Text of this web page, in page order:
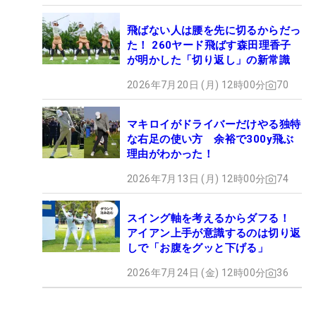
飛ばない人は腰を先に切るからだっ
た！ 260ヤード飛ばす森田理香子
が明かした「切り返し」の新常識
2026年7月20日 (月) 12時00分 70
マキロイがドライバーだけやる独特
な右足の使い方 余裕で300y飛ぶ
理由がわかった！
2026年7月13日 (月) 12時00分 74
スイング軸を考えるからダフる！
アイアン上手が意識するのは切り返
しで「お腹をグッと下げる」
2026年7月24日 (金) 12時00分 36